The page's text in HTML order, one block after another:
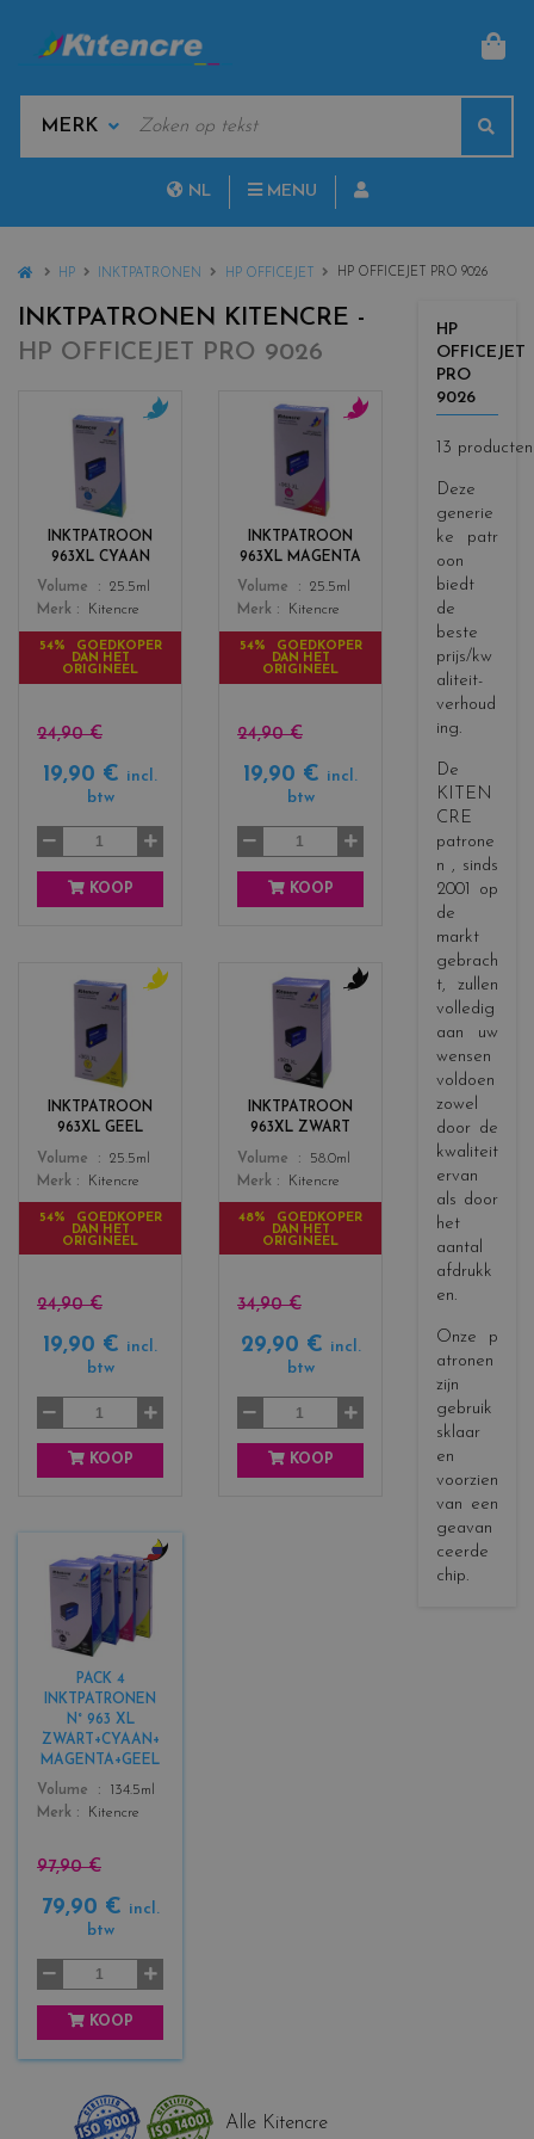
MANUFACTURERS
NL MENU
HOME
HP INKTPATRONEN HP OFFICEJET HP OFFICEJET PRO 9026
INKTPATRONEN KITENCRE -
HP OFFICEJET PRO 9026
INKTPATROON
963XL CYAAN
Color
r
s
c
a
Volume
25.5ml
Merk
Kitencre
54% GOEDKOPER
DAN HET
ORIGINEEL
24,90 €
19,90 €
incl.
btw
KOOP
INKTPATROON
963XL MAGENTA
Color
r
s
m
g
n
Volume
25.5ml
Merk
Kitencre
54% GOEDKOPER
DAN HET
ORIGINEEL
24,90 €
19,90 €
incl.
btw
KOOP
INKTPATROON
963XL GEEL
Color
r
y
l
o
Volume
25.5ml
Merk
Kitencre
54% GOEDKOPER
DAN HET
ORIGINEEL
24,90 €
19,90 €
incl.
btw
KOOP
INKTPATROON
963XL ZWART
Color
r
s
b
a
k
Volume
58.0ml
Merk
Kitencre
48% GOEDKOPER
DAN HET
ORIGINEEL
34,90 €
29,90 €
incl.
btw
KOOP
PACK 4
INKTPATRONEN
N° 963 XL
ZWART+CYAAN+
MAGENTA+GEEL
Color
c
l
s
b
l
Volume
134.5ml
Merk
Kitencre
97,90 €
79,90 €
incl.
btw
KOOP
Alle Kitencre
HP
OFFICEJET
PRO
9026
13 producten
Deze
generie
ke patr
oon
biedt
de
beste
prijs/kw
aliteit-
verhoud
ing.
De
KITEN
CRE
patrone
n , sinds
2001 op
de
markt
gebrach
t, zullen
volledig
aan uw
wensen
voldoen
zowel
door de
kwaliteit
ervan
als door
het
aantal
afdrukk
en.
Onze p
atronen
zijn
gebruik
sklaar
en
voorzien
van een
geavan
ceerde
chip.